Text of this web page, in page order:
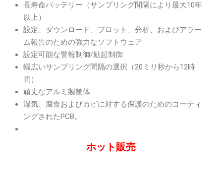
長寿命バッテリー（サンプリング間隔により最大10年
以上）
設定、ダウンロード、プロット、分析、およびアラー
ム報告のための強力なソフトウェア
設定可能な警報制御/励起制御
幅広いサンプリング間隔の選択（20ミリ秒から12時
間）
頑丈なアルミ製筐体
湿気、腐食およびカビに対する保護のためのコーティ
ングされたPCB。
ホット販売